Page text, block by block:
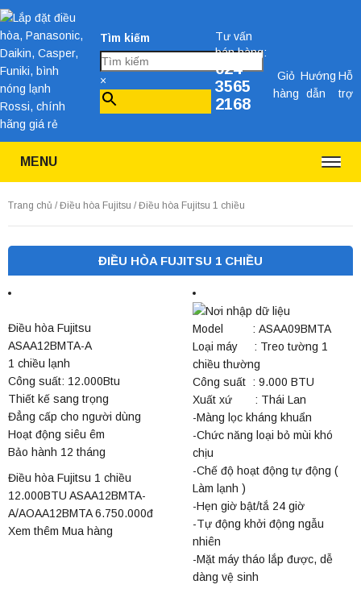
Tìm kiếm
×
Tư vấn
bán hàng:
024
3565
2168
Giỏ
hàng
Hướng
dẫn
Hỗ
trợ
MENU
Trang chủ /Điều hòa Fujitsu / Điều hòa Fujitsu 1 chiều
ĐIỀU HÒA FUJITSU 1 CHIỀU
Điều hòa Fujitsu
ASAA12BMTA-A
1 chiều lạnh
Công suất: 12.000Btu
Thiết kế sang trọng
Đẳng cấp cho người dùng
Hoạt động siêu êm
Bảo hành 12 tháng
Điều hòa Fujitsu 1 chiều
12.000BTU ASAA12BMTA-
A/AOAA12BMTA 6.750.000đ
Xem thêm Mua hàng
Model : ASAA09BMTA
Loại máy : Treo tường 1
chiều thường
Công suất : 9.000 BTU
Xuất xứ : Thái Lan
-Màng lọc kháng khuẩn
-Chức năng loại bỏ mùi khó
chịu
-Chế độ hoạt động tự động (
Làm lạnh )
-Hẹn giờ bật/tắ 24 giờ
-Tự động khởi động ngẫu
nhiên
-Mặt máy tháo lắp được, dễ
dàng vệ sinh